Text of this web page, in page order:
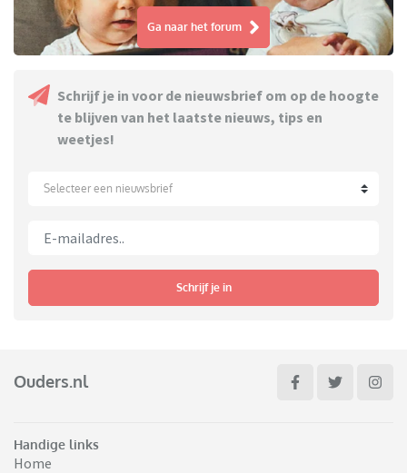
Ga naar het forum
Schrijf je in voor de nieuwsbrief om op de hoogte
te blijven van het laatste nieuws, tips en
weetjes!
Selecteer een nieuwsbrief
Schrijf je in
Ouders.nl
Handige links
Home